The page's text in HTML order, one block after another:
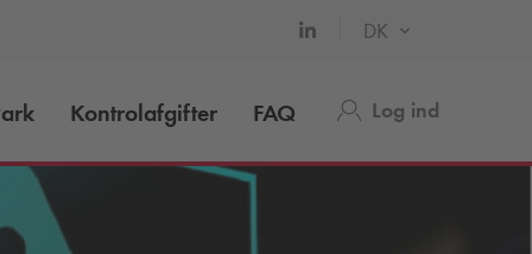
DK
Kontrolafgifter FAQ Log ind